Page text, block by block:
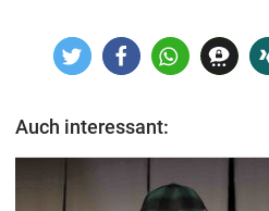
Auch interessant: